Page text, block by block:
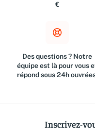
€
Des questions ? Notre
équipe est là pour vous
répond sous 24h
Inscrivez-